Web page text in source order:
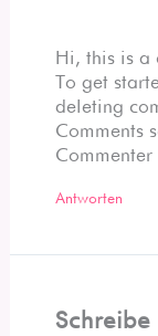
Hi, this is a
To get
deleting
Comments
Antworten